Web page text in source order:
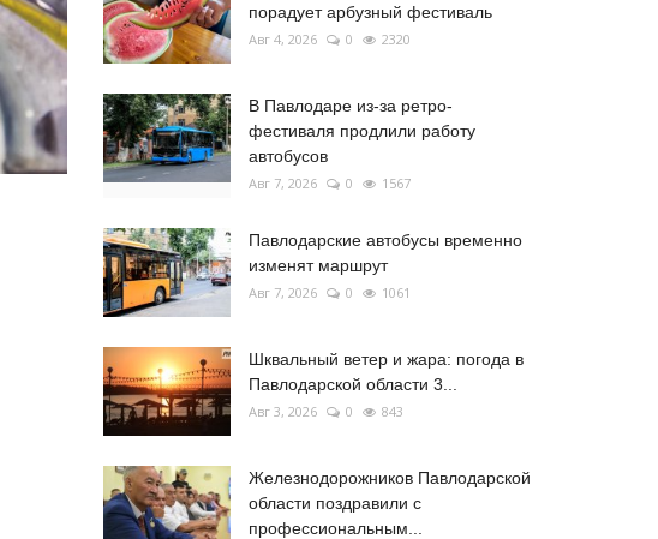
порадует арбузный фестиваль
Авг 4, 2026 0 2320
В Павлодаре из-за ретро-
фестиваля продлили работу
автобусов
Авг 7, 2026 0 1567
Павлодарские автобусы временно
изменят маршрут
Авг 7, 2026 0 1061
Шквальный ветер и жара: погода в
Павлодарской области 3...
Авг 3, 2026 0 843
Железнодорожников Павлодарской
области поздравили с
профессиональным...